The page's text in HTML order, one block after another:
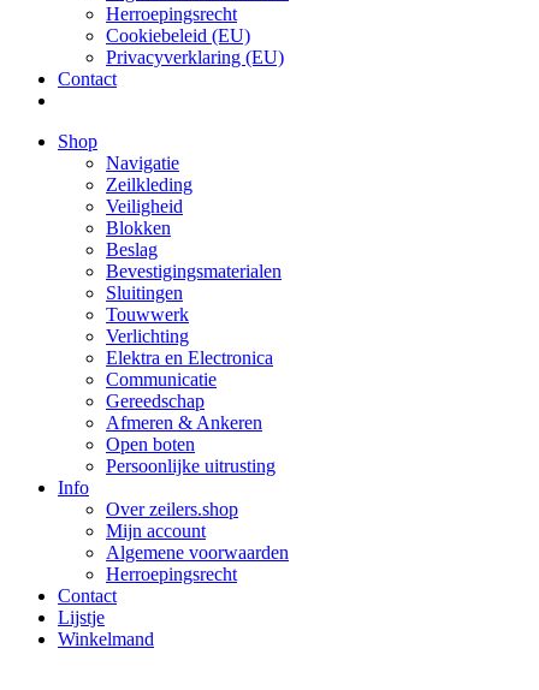
Herroepingsrecht
Cookiebeleid (EU)
Privacyverklaring (EU)
Contact
Shop
Navigatie
Zeilkleding
Veiligheid
Blokken
Beslag
Bevestigings­­materialen
Sluitingen
Touwwerk
Verlichting
Elektra en Electronica
Communicatie
Gereedschap
Afmeren & Ankeren
Open boten
Persoonlijke uitrusting
Info
Over zeilers.shop
Mijn account
Algemene voorwaarden
Herroepingsrecht
Contact
Lijstje
Winkelmand